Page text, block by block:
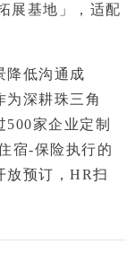
展基地」
，适配
降低沟通成
为深耕珠三角
500家企业定制
宿-保险执行的
放预订，HR扫